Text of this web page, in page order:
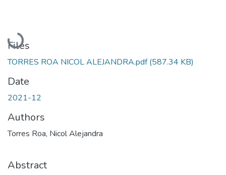
Loading...
Files
TORRES ROA NICOL ALEJANDRA.pdf(587.34 KB)
Date
2021-12
Authors
Torres Roa, Nicol Alejandra
Abstract